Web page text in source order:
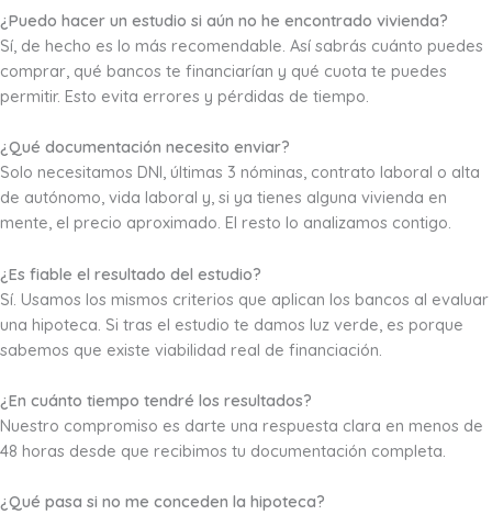
¿Puedo hacer un estudio si aún no he encontrado vivienda?
Sí, de hecho es lo más recomendable. Así sabrás cuánto puedes
comprar, qué bancos te financiarían y qué cuota te puedes
permitir. Esto evita errores y pérdidas de tiempo.
¿Qué documentación necesito enviar?
Solo necesitamos DNI, últimas 3 nóminas, contrato laboral o alta
de autónomo, vida laboral y, si ya tienes alguna vivienda en
mente, el precio aproximado. El resto lo analizamos contigo.
¿Es fiable el resultado del estudio?
Sí. Usamos los mismos criterios que aplican los bancos al evaluar
una hipoteca. Si tras el estudio te damos luz verde, es porque
sabemos que existe viabilidad real de financiación.
¿En cuánto tiempo tendré los resultados?
Nuestro compromiso es darte una respuesta clara en menos de
48 horas desde que recibimos tu documentación completa.
¿Qué pasa si no me conceden la hipoteca?